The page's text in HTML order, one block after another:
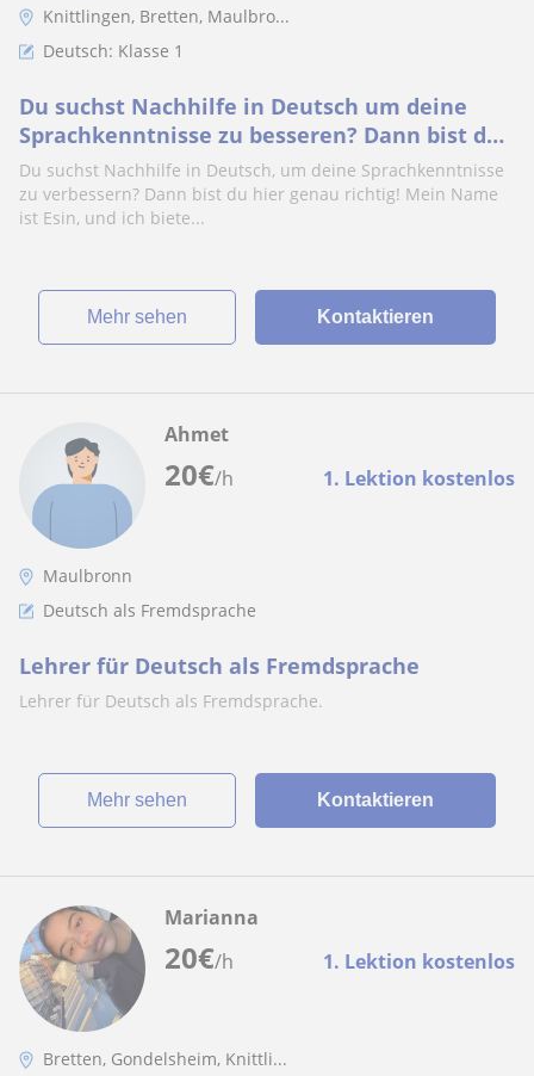
Knittlingen, Bretten, Maulbro...
Deutsch: Klasse 1
Du suchst Nachhilfe in Deutsch um deine
Sprachkenntnisse zu besseren? Dann bist du
hier genau richtig
Du suchst Nachhilfe in Deutsch, um deine Sprachkenntnisse
zu verbessern? Dann bist du hier genau richtig! Mein Name
ist Esin, und ich biete...
Mehr sehen Kontaktieren
20€/h 1. Lektion kostenlos
Ahmet
Maulbronn
Deutsch als Fremdsprache
Lehrer für Deutsch als Fremdsprache
Lehrer für Deutsch als Fremdsprache.
Mehr sehen Kontaktieren
20€/h 1. Lektion kostenlos
Marianna
Bretten, Gondelsheim, Knittli...